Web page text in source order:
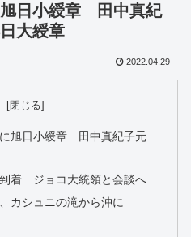
日小綬章 田中真紀
大綬章
2022.04.29
旭日小綬章 田中真紀子元
着 ジョコ大統領と会談へ
カシュニの滝から沖に